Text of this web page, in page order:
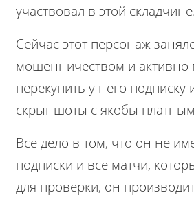
участвовал в этой складчине.
Сейчас этот персонаж
мошенничеством и активно
перекупить у него подписку
скрыншоты с якобы
Все дело в том, что он не
подписки и все матчи,
для проверки, он